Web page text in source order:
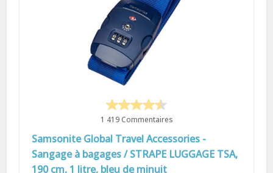
1 419 Commentaires
Samsonite Global Travel Accessories -
Sangage à bagages / STRAPE LUGGAGE TSA,
190 cm, 1 litre, bleu de minuit